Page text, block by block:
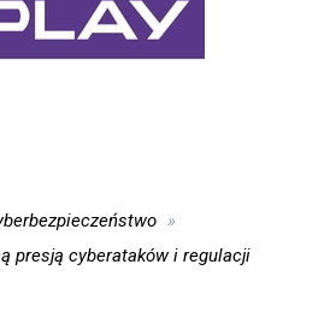
presją cyberataków i regulacji